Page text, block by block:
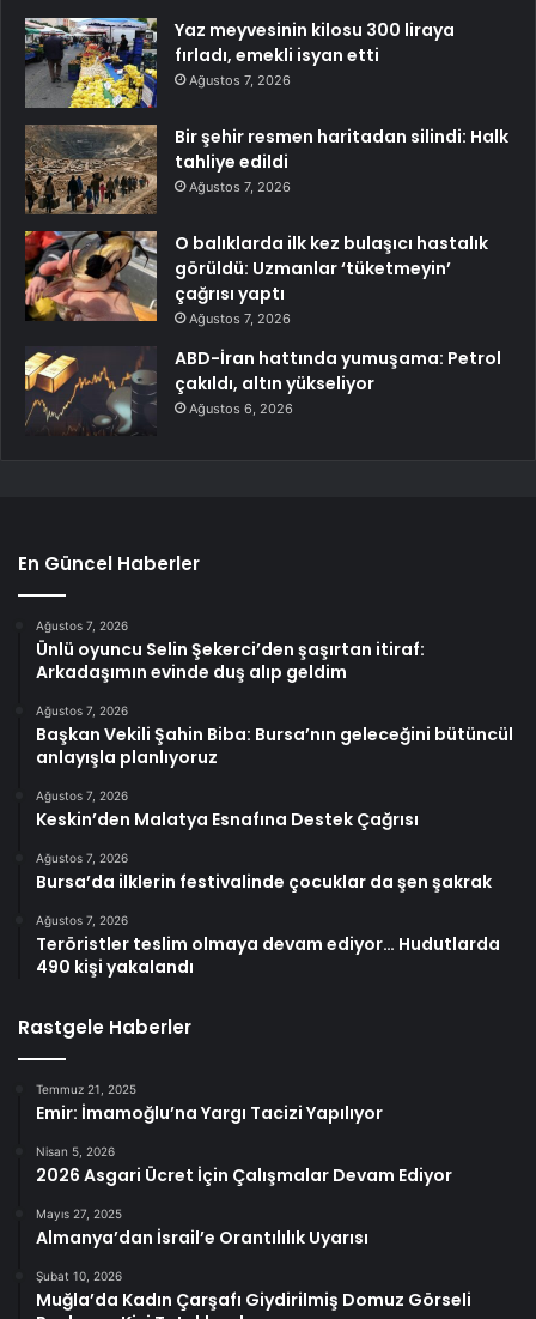
Yaz meyvesinin kilosu 300 liraya
fırladı, emekli isyan etti
Ağustos 7, 2026
Bir şehir resmen haritadan silindi: Halk
tahliye edildi
Ağustos 7, 2026
O balıklarda ilk kez bulaşıcı hastalık
görüldü: Uzmanlar ‘tüketmeyin’
çağrısı yaptı
Ağustos 7, 2026
ABD-İran hattında yumuşama: Petrol
çakıldı, altın yükseliyor
Ağustos 6, 2026
En Güncel Haberler
Ağustos 7, 2026
Ünlü oyuncu Selin Şekerci’den şaşırtan itiraf:
Arkadaşımın evinde duş alıp geldim
Ağustos 7, 2026
Başkan Vekili Şahin Biba: Bursa’nın geleceğini bütüncül
anlayışla planlıyoruz
Ağustos 7, 2026
Keskin’den Malatya Esnafına Destek Çağrısı
Ağustos 7, 2026
Bursa’da ilklerin festivalinde çocuklar da şen şakrak
Ağustos 7, 2026
Teröristler teslim olmaya devam ediyor… Hudutlarda
490 kişi yakalandı
Rastgele Haberler
Temmuz 21, 2025
Emir: İmamoğlu’na Yargı Tacizi Yapılıyor
Nisan 5, 2026
2026 Asgari Ücret İçin Çalışmalar Devam Ediyor
Mayıs 27, 2025
Almanya’dan İsrail’e Orantılılık Uyarısı
Şubat 10, 2026
Muğla’da Kadın Çarşafı Giydirilmiş Domuz Görseli